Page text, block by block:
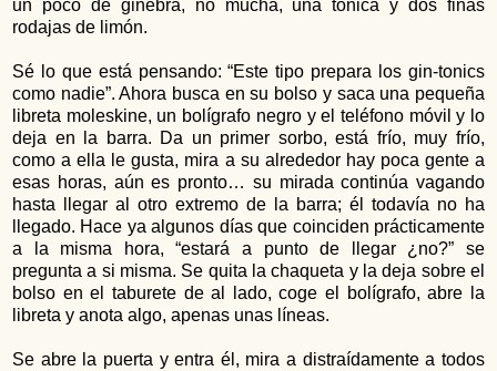
un poco de ginebra, no mucha, una tónica y dos finas
rodajas de limón.
Sé lo que está pensando: “Este tipo prepara los gin-tonics
como nadie”. Ahora busca en su bolso y saca una pequeña
libreta moleskine, un bolígrafo negro y el teléfono móvil y lo
deja en la barra. Da un primer sorbo, está frío, muy frío,
como a ella le gusta, mira a su alrededor hay poca gente a
esas horas, aún es pronto… su mirada continúa vagando
hasta llegar al otro extremo de la barra; él todavía no ha
llegado. Hace ya algunos días que coinciden prácticamente
a la misma hora, “estará a punto de llegar ¿no?” se
pregunta a si misma. Se quita la chaqueta y la deja sobre el
bolso en el taburete de al lado, coge el bolígrafo, abre la
libreta y anota algo, apenas unas líneas.
Se abre la puerta y entra él, mira a distraídamente a todos